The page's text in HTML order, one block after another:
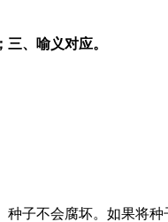
、喻义对应。
子不会腐坏。如果将